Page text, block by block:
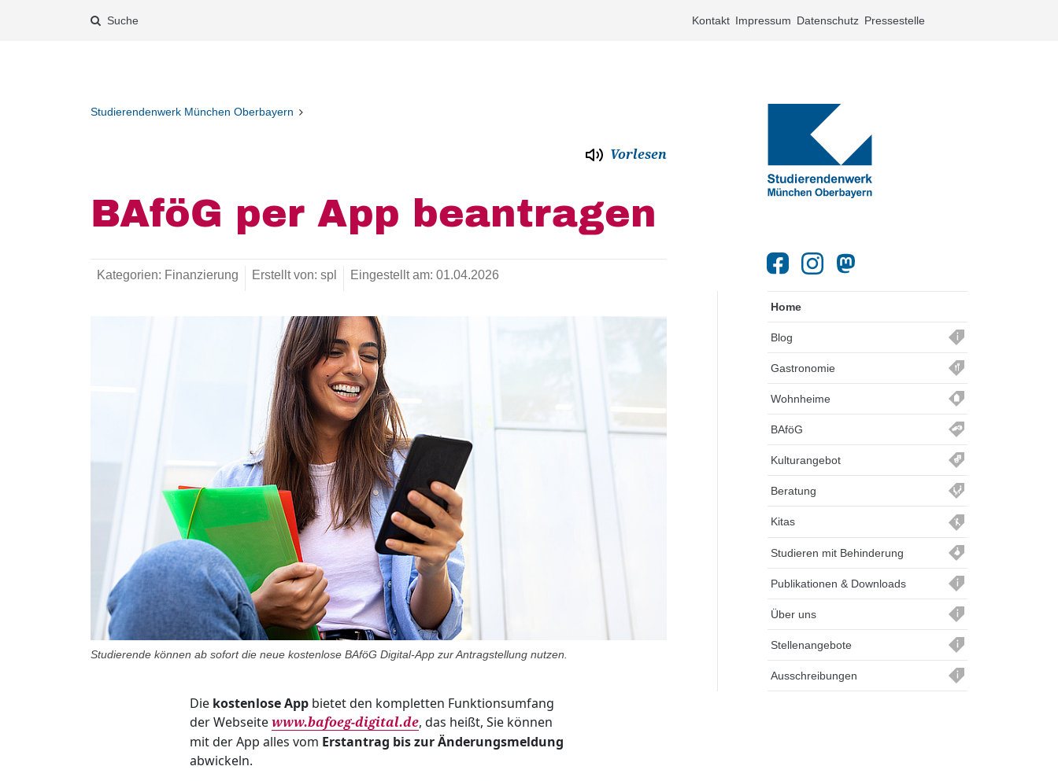
Kontakt Impressum Datenschutz Pressestelle
Suche
Studierendenwerk München Oberbayern
Vorlesen
BAföG per App beantragen
Kategorien: Finanzierung Erstellt von:spl Eingestellt am:01.04.2026
Studierende können ab sofort die neue kostenlose BAföG Digital-App zur Antragstellung nutzen.
Die kostenlose App bietet den kompletten Funktionsumfang
der Webseite www.bafoeg-digital.de, das heißt, Sie können
mit der App alles vom Erstantrag bis zur Änderungsmeldung
abwickeln.
Home
Blog
Gastronomie
Wohnheime
BAföG
Kulturangebot
Beratung
Kitas
Studieren mit Behinderung
Publikationen & Downloads
Über uns
Stellenangebote
Ausschreibungen